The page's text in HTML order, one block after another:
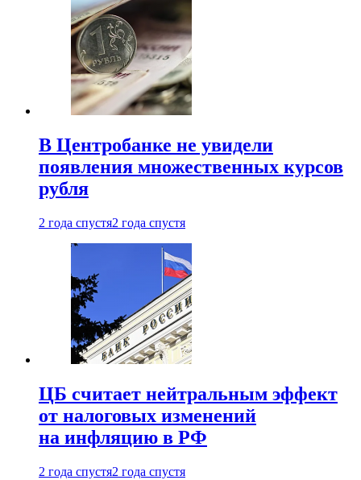
В Центробанке не увидели
появления множественных курсов
рубля
2 года спустя2 года спустя
ЦБ считает нейтральным эффект
от налоговых изменений
на инфляцию в РФ
2 года спустя2 года спустя